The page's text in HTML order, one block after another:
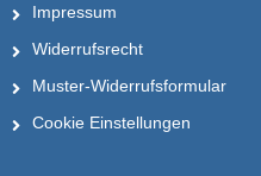
Impressum
Widerrufsrecht
Muster-Widerrufsformular
Cookie Einstellungen